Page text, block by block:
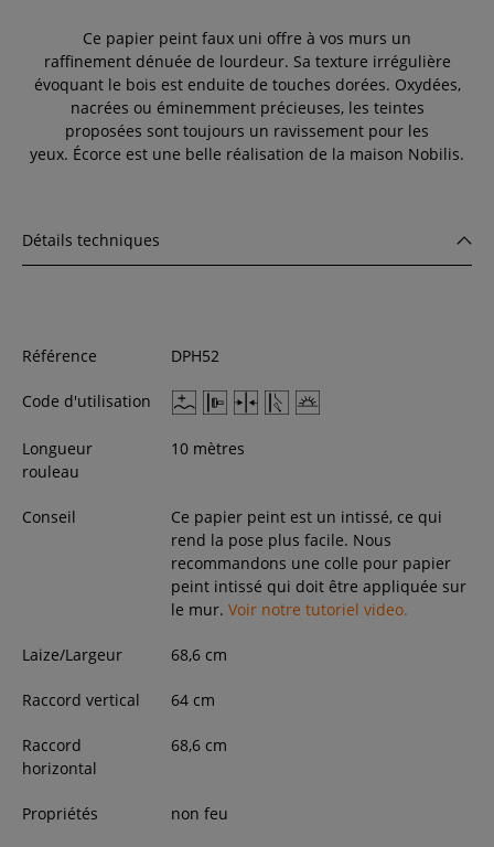
Ce papier peint faux uni offre à vos murs un
raffinement dénuée de lourdeur. Sa texture irrégulière
évoquant le bois est enduite de touches dorées. Oxydées,
nacrées ou éminemment précieuses, les teintes
proposées sont toujours un ravissement pour les
yeux. Écorce est une belle réalisation de la maison Nobilis.
Détails techniques
Référence DPH52
Code d'utilisation
Longueur
rouleau
10 mètres
Conseil
Ce papier peint est un intissé, ce qui
rend la pose plus facile. Nous
recommandons une colle pour papier
peint intissé qui doit être appliquée sur
le mur. Voir notre tutoriel video.
Laize/Largeur 68,6 cm
Raccord vertical 64 cm
Raccord
horizontal
68,6 cm
Propriétés non feu